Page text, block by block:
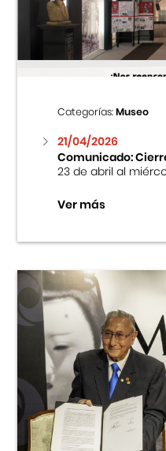
Centro Cultural
Museo de la
Fondo Editorial
Teatro Peruano
Categorías:Museo
21/04/2026
Comunicado:
23 de abril al
Ver más